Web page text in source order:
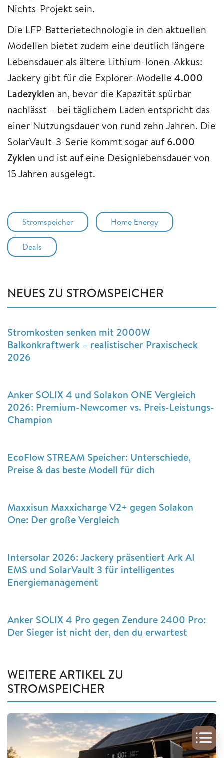
Nichts-Projekt sein.
Die LFP-Batterietechnologie in den aktuellen
Modellen bietet zudem eine deutlich längere
Lebensdauer als ältere Lithium-Ionen-Akkus:
Jackery gibt für die Explorer-Modelle 4.000
Ladezyklen an, bevor die Kapazität spürbar
nachlässt – bei täglichem Laden entspricht das
einer Nutzungsdauer von rund zehn Jahren. Die
SolarVault-3-Serie kommt sogar auf6.000
Zyklen und ist auf eine Designlebensdauer von
15 Jahren ausgelegt.
Stromspeicher Home Energy
Deals
NEUES ZU STROMSPEICHER
Stromkosten senken mit 2000W
Balkonkraftwerk – realistischer Praxischeck
2026
Anker SOLIX 4 und Solakon ONE Vergleich
2026: Premium-Newcomer vs. Preis-Leistungs-
Champion
EcoFlow STREAM Speicher: Unterschiede,
Preise & das beste Modell für dich
Maxxisun Maxxicharge V2+ gegen Solakon
One: Der große Vergleich
Intersolar 2026: Jackery präsentiert Ark AI
EMS und SolarVault 3 für intelligentes
Energiemanagement
Anker SOLIX 4 Pro gegen Zendure 2400 Pro:
Der Sieger ist nicht der, den du erwartest
WEITERE ARTIKEL ZU
STROMSPEICHER